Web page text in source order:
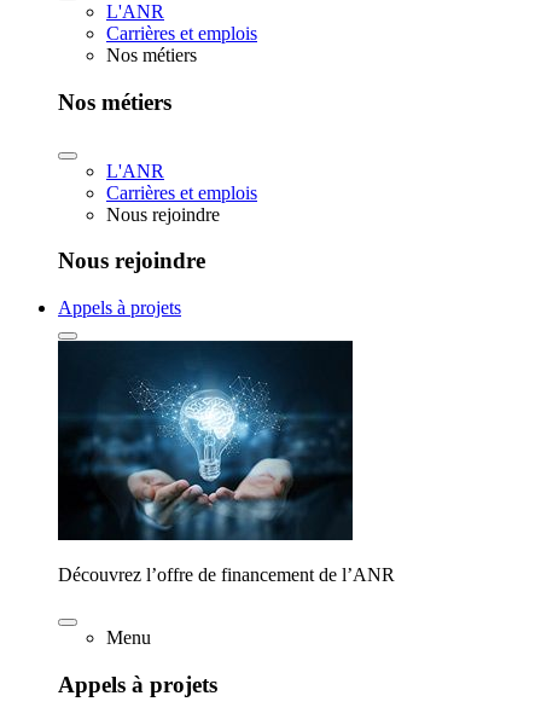
L'ANR
Carrières et emplois
Nos métiers
Nos métiers
L'ANR
Carrières et emplois
Nous rejoindre
Nous rejoindre
Appels à projets
Découvrez l’offre de financement de l’ANR
Menu
Appels à projets